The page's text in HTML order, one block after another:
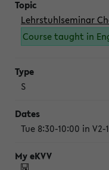
Lehrstuhlseminar
Course taught in
S
Tue 8:30-10:00 in V2-